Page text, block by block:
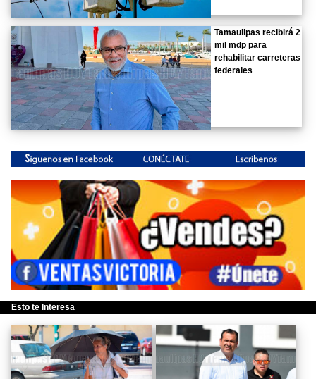
Tamaulipas recibirá 2
mil mdp para
rehabilitar carreteras
federales
Esto te Interesa